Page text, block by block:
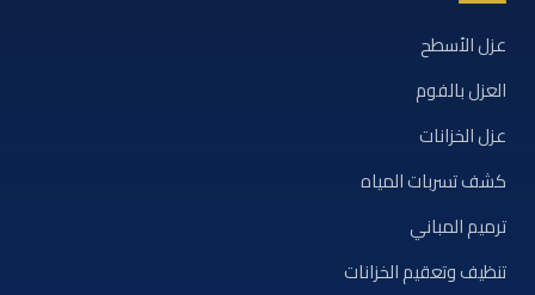
عزل الأسطح
العزل بالفوم
عزل الخزانات
كشف تسربات المياه
ترميم المباني
تنظيف وتعقيم الخزانات